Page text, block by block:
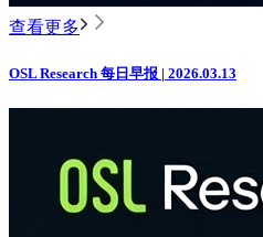
查看更多
OSL Research 每日早报 | 2026.03.13